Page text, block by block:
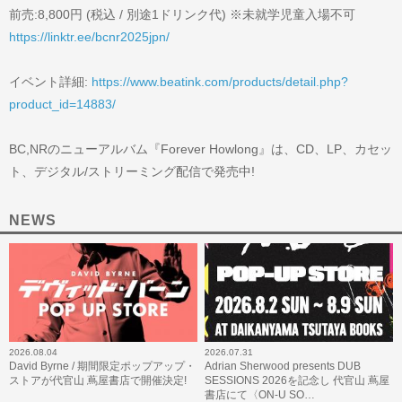
前売:8,800円 (税込 / 別途1ドリンク代) ※未就学児童入場不可
https://linktr.ee/bcnr2025jpn/
イベント詳細: https://www.beatink.com/products/detail.php?
product_id=14883/
BC,NRのニューアルバム『Forever Howlong』は、CD、LP、カセッ
ト、デジタル/ストリーミング配信で発売中!
NEWS
2026.08.04
David Byrne / 期間限定ポップアップ・
ストアが代官山 蔦屋書店で開催決定!
2026.07.31
Adrian Sherwood presents DUB
SESSIONS 2026を記念し 代官山 蔦屋
書店にて〈ON-U SO…